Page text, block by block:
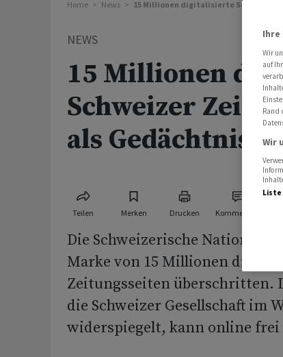
Home News 15 Millionen digitalisierte Schweizer
NEWS
15 Millionen
Schweizer
als Gedächtnis
Teilen Merken Drucken Kommentare
Die Schweizerische
Marke von 15 Millionen
Zeitungsseiten überschritten.
die Schweizer Gesellschaft im
widerspiegelt, kann online frei
Wir
auf
Rand
Wir